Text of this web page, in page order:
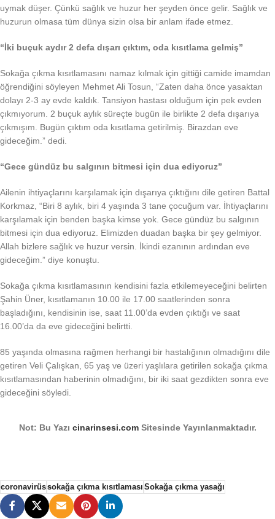
uymak düşer. Çünkü sağlık ve huzur her şeyden önce gelir. Sağlık ve
huzurun olmasa tüm dünya sizin olsa bir anlam ifade etmez.
“İki buçuk aydır 2 defa dışarı çıktım, oda kısıtlama gelmiş”
Sokağa çıkma kısıtlamasını namaz kılmak için gittiği camide imamdan
öğrendiğini söyleyen Mehmet Ali Tosun, “Zaten daha önce yasaktan
dolayı 2-3 ay evde kaldık. Tansiyon hastası olduğum için pek evden
çıkmıyorum. 2 buçuk aylık süreçte bugün ile birlikte 2 defa dışarıya
çıkmışım. Bugün çıktım oda kısıtlama getirilmiş. Birazdan eve
gideceğim.” dedi.
“Gece gündüz bu salgının bitmesi için dua ediyoruz”
Ailenin ihtiyaçlarını karşılamak için dışarıya çıktığını dile getiren Battal
Korkmaz, “Biri 8 aylık, biri 4 yaşında 3 tane çocuğum var. İhtiyaçlarını
karşılamak için benden başka kimse yok. Gece gündüz bu salgının
bitmesi için dua ediyoruz. Elimizden duadan başka bir şey gelmiyor.
Allah bizlere sağlık ve huzur versin. İkindi ezanının ardından eve
gideceğim.” diye konuştu.
Sokağa çıkma kısıtlamasının kendisini fazla etkilemeyeceğini belirten
Şahin Üner, kısıtlamanın 10.00 ile 17.00 saatlerinden sonra
başladığını, kendisinin ise, saat 11.00’da evden çıktığı ve saat
16.00’da da eve gideceğini belirtti.
85 yaşında olmasına rağmen herhangi bir hastalığının olmadığını dile
getiren Veli Çalışkan, 65 yaş ve üzeri yaşlılara getirilen sokağa çıkma
kısıtlamasından haberinin olmadığını, bir iki saat gezdikten sonra eve
gideceğini söyledi.
Not: Bu Yazı cinarinsesi.comSitesinde Yayınlanmaktadır.
coronavirüssokağa çıkma kısıtlaması Sokağa çıkma yasağı